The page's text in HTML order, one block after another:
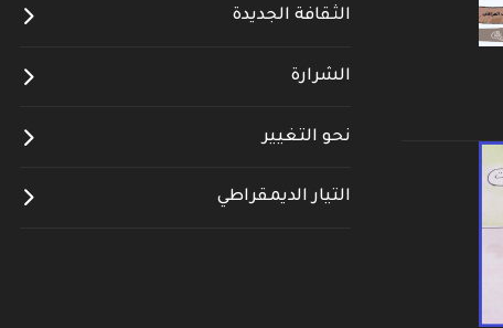
الثقافة الجديدة
الشرارة
نحو التغيير
التيار الديمقراطي